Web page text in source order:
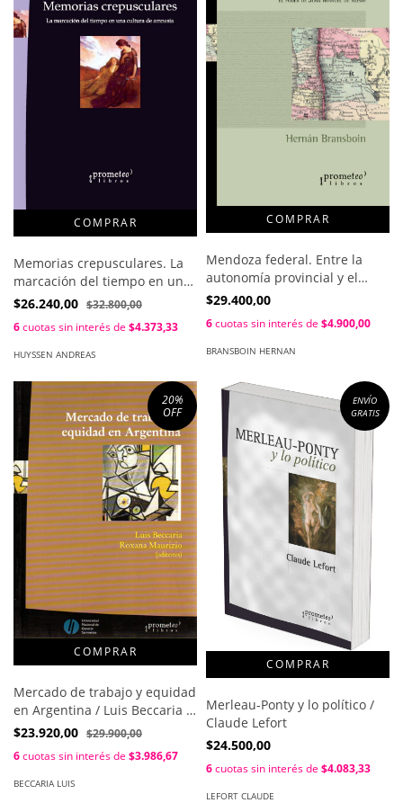
Memorias crepusculares. La
marcación del tiempo en una
cultura de amnesia / Andreas
$26.240,00 $32.800,00
6cuotas sin interés de $4.373,33
HUYSSEN ANDREAS
Mendoza federal. Entre la
autonomía provincial y el
poder de Juan Manuel de
$29.400,00
6cuotas sin interés de $4.900,00
BRANSBOIN HERNAN
20%
OFF
Mercado de trabajo y equidad
en Argentina / Luis Beccaria ;
Roxana Maurizio
$23.920,00 $29.900,00
6cuotas sin interés de $3.986,67
BECCARIA LUIS
ENVÍO
GRATIS
Merleau-Ponty y lo político /
Claude Lefort
$24.500,00
6cuotas sin interés de $4.083,33
LEFORT CLAUDE